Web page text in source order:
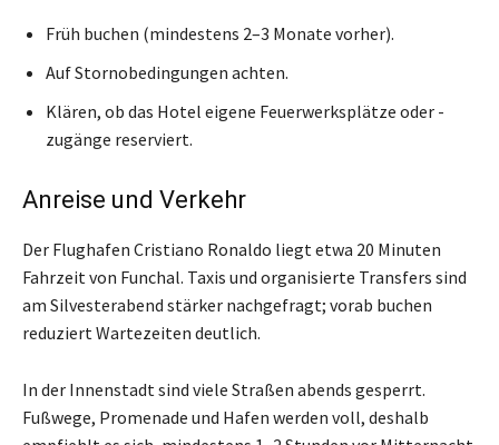
Früh buchen (mindestens 2–3 Monate vorher).
Auf Stornobedingungen achten.
Klären, ob das Hotel eigene Feuerwerksplätze oder -
zugänge reserviert.
Anreise und Verkehr
Der Flughafen Cristiano Ronaldo liegt etwa 20 Minuten
Fahrzeit von Funchal. Taxis und organisierte Transfers sind
am Silvesterabend stärker nachgefragt; vorab buchen
reduziert Wartezeiten deutlich.
In der Innenstadt sind viele Straßen abends gesperrt.
Fußwege, Promenade und Hafen werden voll, deshalb